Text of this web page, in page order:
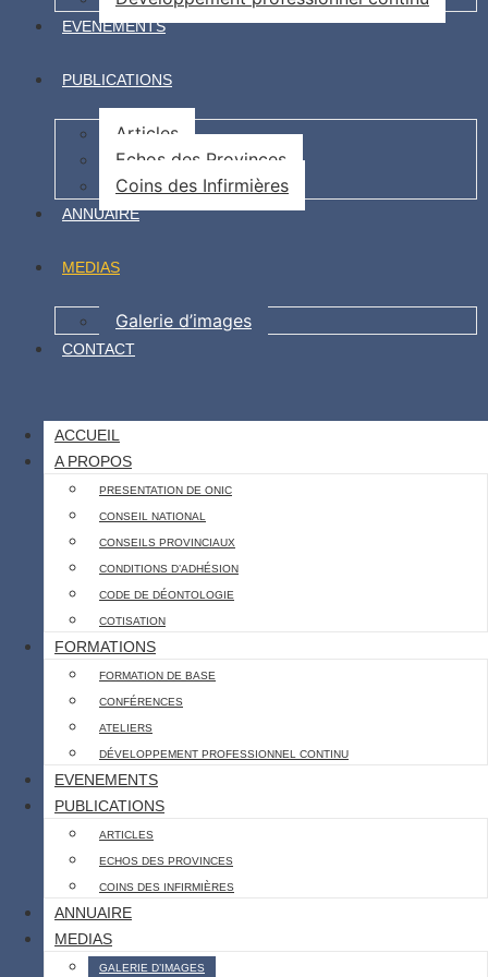
EVENEMENTS
PUBLICATIONS
Articles
Echos des Provinces
Coins des Infirmières
ANNUAIRE
MEDIAS
Galerie d’images
CONTACT
ACCUEIL
A PROPOS
PRESENTATION DE ONIC
CONSEIL NATIONAL
CONSEILS PROVINCIAUX
CONDITIONS D’ADHÉSION
CODE DE DÉONTOLOGIE
COTISATION
FORMATIONS
FORMATION DE BASE
CONFÉRENCES
ATELIERS
DÉVELOPPEMENT PROFESSIONNEL CONTINU
EVENEMENTS
PUBLICATIONS
ARTICLES
ECHOS DES PROVINCES
COINS DES INFIRMIÈRES
ANNUAIRE
MEDIAS
GALERIE D’IMAGES